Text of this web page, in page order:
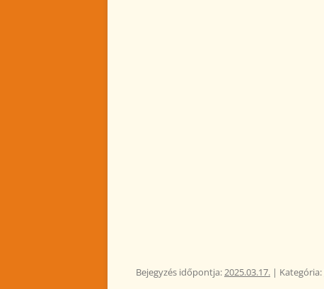
Bejegyzés időpontja:2025.03.17. | Kategória: